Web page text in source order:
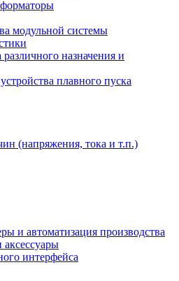
модульной системы
назначения и
плавного пуска
(напряжения, тока и т.п.)
и автоматизация производства
интерфейса